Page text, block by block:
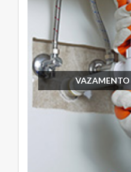
VAZAMENTO